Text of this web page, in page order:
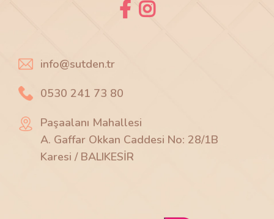
info@sutden.tr
0530 241 73 80
Paşaalanı Mahallesi
A. Gaffar Okkan Caddesi No: 28/1B
Karesi / BALIKESİR